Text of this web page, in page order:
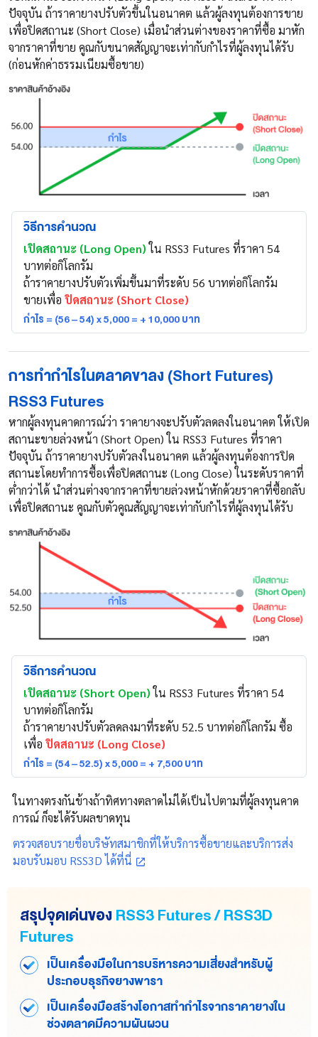
ปัจจุบัน ถ้าราคายางปรับตัวขึ้นในอนาคต แล้วผู้ลงทุนต้องการขาย
เพื่อปิดสถานะ (Short Close) เมื่อนำส่วนต่างของราคาที่ซื้อ มาหัก
จากราคาที่ขาย คูณกับขนาดสัญญาจะเท่ากับกำไรที่ผู้ลงทุนได้รับ
(ก่อนหักค่าธรรมเนียมซื้อขาย)
วิธีการคำนวณ
เปิดสถานะ (Long Open)ใน RSS3 Futures ที่ราคา 54
บาทต่อกิโลกรัม
ถ้าราคายางปรับตัวเพิ่มขึ้นมาที่ระดับ 56 บาทต่อกิโลกรัม
ขายเพื่อ ปิดสถานะ (Short Close)
กำไร = (56 – 54) x 5,000 = + 10,000 บาท
การทำกำไรในตลาดขาลง (Short Futures)
RSS3 Futures
หากผู้ลงทุนคาดการณ์ว่า ราคายางจะปรับตัวลดลงในอนาคต ให้เปิด
สถานะขายล่วงหน้า (Short Open) ใน RSS3 Futures ที่ราคา
ปัจจุบัน ถ้าราคายางปรับตัวลงในอนาคต แล้วผู้ลงทุนต้องการปิด
สถานะโดยทำการซื้อเพื่อปิดสถานะ (Long Close) ในระดับราคาที่
ต่ำกว่าได้ นำส่วนต่างจากราคาที่ขายล่วงหน้าหักด้วยราคาที่ซื้อกลับ
เพื่อปิดสถานะ คูณกับตัวคูณสัญญาจะเท่ากับกำไรที่ผู้ลงทุนได้รับ
วิธีการคำนวณ
เปิดสถานะ (Short Open)ใน RSS3 Futures ที่ราคา 54
บาทต่อกิโลกรัม
ถ้าราคายางปรับตัวลดลงมาที่ระดับ 52.5 บาทต่อกิโลกรัม ซื้อ
เพื่อ ปิดสถานะ (Long Close)
กำไร = (54 – 52.5) x 5,000 = + 7,500 บาท
ในทางตรงกันข้างถ้าทิศทางตลาดไม่ได้เป็นไปตามที่ผู้ลงทุนคาด
การณ์ ก็จะได้รับผลขาดทุน
ตรวจสอบรายชื่อบริษัทสมาชิกที่ให้บริการซื้อขายและบริการส่ง
มอบรับมอบ RSS3D ได้ที่นี่
สรุปจุดเด่นของRSS3 Futures / RSS3D
Futures
เป็นเครื่องมือในการบริหารความเสี่ยงสำหรับผู้
ประกอบธุรกิจยางพารา
เป็นเครื่องมือสร้างโอกาสทำกำไรจากราคายางใน
ช่วงตลาดมีความผันผวน